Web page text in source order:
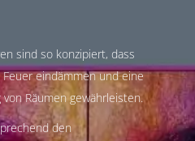
sind so konzipiert, dass
eindämmen und eine
Räumen gewährleisten.
den